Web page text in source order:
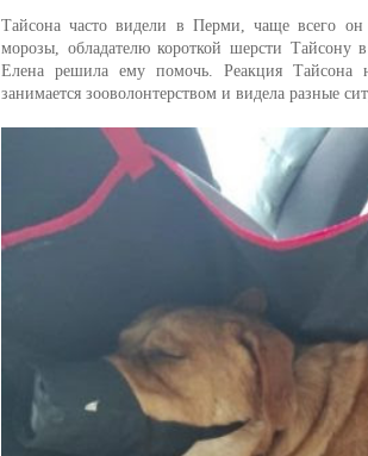
Тайсона часто видели в Перми, чаще всего
морозы, обладателю короткой шерсти
Елена решила ему помочь. Реакция
занимается зооволонтерством и видела разные